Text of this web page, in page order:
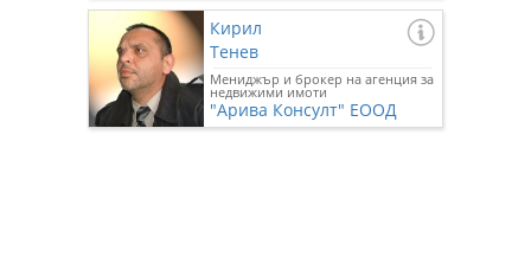
Кирил
Тенев
Мениджър и брокер на агенция за
недвижими имоти
"Арива Консулт" ЕООД